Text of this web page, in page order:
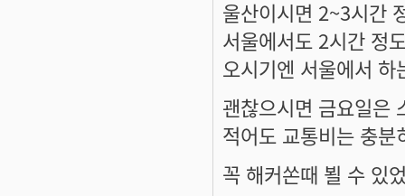
울산이시면 2~3시간
서울에서도 2시간 정
오시기엔 서울에서
괜찮으시면 금요일은
적어도 교통비는 충
꼭 해커쏜때 뵐 수 있